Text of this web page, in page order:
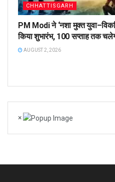
CHHATTISGARH
PM Modi ने ‘नशा मुक्त
किया शुभारंभ, 100 सप्ताह तक
AUGUST 2, 2026
×